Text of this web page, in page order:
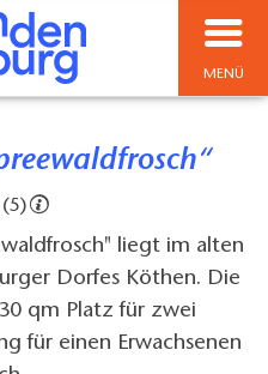
MENÜ
liegt im alten
Dorfes Köthen. Die
qm Platz für zwei
für einen Erwachsenen